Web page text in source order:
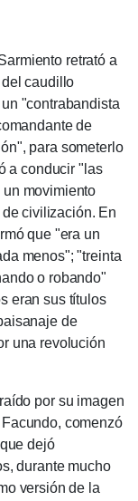
retrató a
caudillo
"contrabandista
de
para someterlo
a conducir "las
movimiento
civilización. En
que "era un
menos";"treinta
o robando"
eran sus títulos
de
una revolución
por su imagen
comenzó
dejó
durante mucho
versión de la